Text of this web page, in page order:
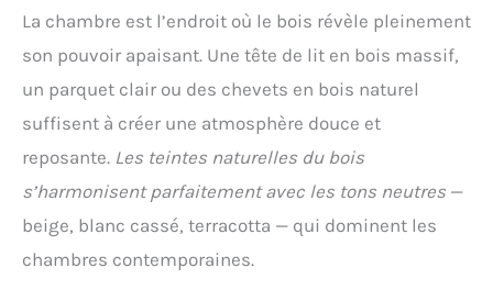
les côtés. CONTENU DE LA LIVRAISON : Plan de travail
de cuisine, 2 profils de finition latéraux, notice de
montage, matériel de montage.
La chambre est l’endroit où le bois révèle pleinement
son pouvoir apaisant. Une tête de lit en bois massif,
un parquet clair ou des chevets en bois naturel
suffisent à créer une atmosphère douce et
reposante. Les teintes naturelles du bois
s’harmonisent parfaitement avec les tons neutres —
beige, blanc cassé, terracotta — qui dominent les
chambres contemporaines.